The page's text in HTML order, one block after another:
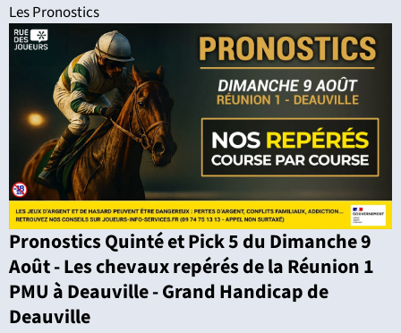
Les Pronostics
Pronostics Quinté et Pick 5 du Dimanche 9
Août - Les chevaux repérés de la Réunion 1
PMU à Deauville - Grand Handicap de
Deauville